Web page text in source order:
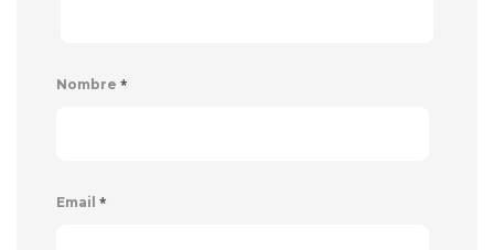
Nombre *
Email *